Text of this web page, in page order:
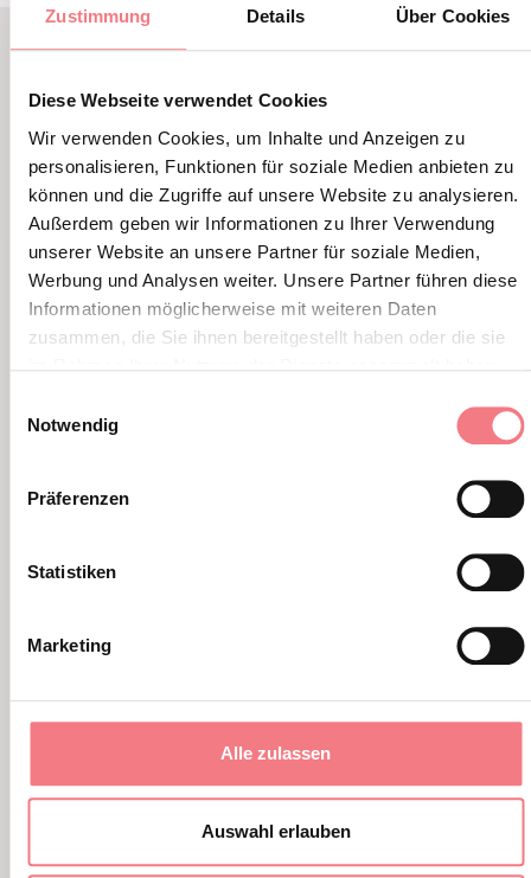
Zustimmung Details Über Cookies
Diese Webseite verwendet Cookies
Wir verwenden Cookies, um Inhalte und Anzeigen zu
personalisieren, Funktionen für soziale Medien anbieten zu
können und die Zugriffe auf unsere Website zu analysieren.
Außerdem geben wir Informationen zu Ihrer Verwendung
unserer Website an unsere Partner für soziale Medien,
Werbung und Analysen weiter. Unsere Partner führen diese
Informationen möglicherweise mit weiteren Daten
zusammen, die Sie ihnen bereitgestellt haben oder die sie
Notwendig
Präferenzen
Statistiken
Marketing
Alle zulassen
Auswahl erlauben
ALTRI EVENTI
Festa del Cacciatore